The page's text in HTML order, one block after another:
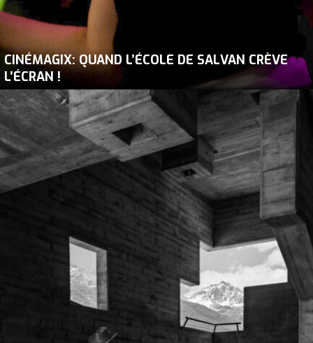
CINÉMAGIX: QUAND L’ÉCOLE DE SALVAN CRÈVE
L’ÉCRAN !